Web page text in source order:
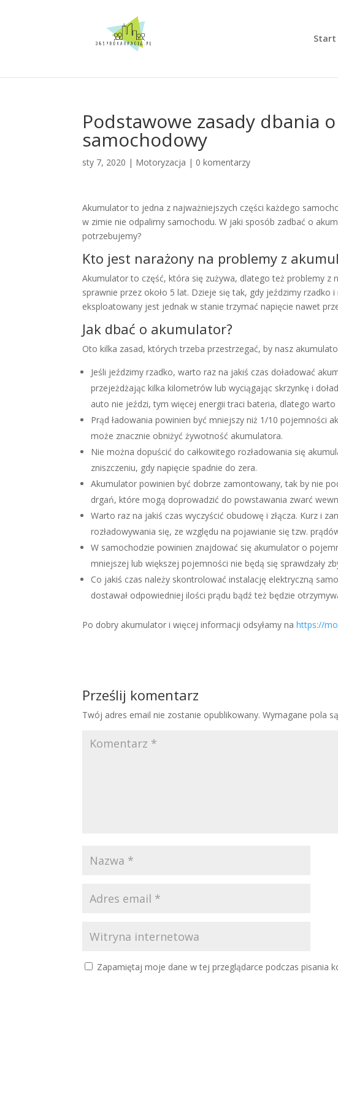
Start
Podstawowe zasady dbania
samochodowy
sty 7, 2020 | Motoryzacja | 0 komentarzy
Akumulator to jedna z najważniejszych części każdego
w zimie nie odpalimy samochodu. W jaki sposób zadbać o
potrzebujemy?
Kto jest narażony na problemy z
Akumulator to część, która się zużywa, dlatego też problemy z
sprawnie przez około 5 lat. Dzieje się tak, gdy jeździmy rzadko
eksploatowany jest jednak w stanie trzymać napięcie nawet
Jak dbać o akumulator?
Oto kilka zasad, których trzeba przestrzegać, by nasz
Jeśli jeździmy rzadko, warto raz na jakiś czas doładować
przejeżdżając kilka kilometrów lub wyciągając skrzynkę i
auto nie jeździ, tym więcej energii traci bateria, dlatego
Prąd ładowania powinien być mniejszy niż 1/10 pojemności
może znacznie obniżyć żywotność akumulatora.
Nie można dopuścić do całkowitego rozładowania się
zniszczeniu, gdy napięcie spadnie do zera.
Akumulator powinien być dobrze zamontowany, tak by nie
drgań, które mogą doprowadzić do powstawania zwarć
Warto raz na jakiś czas wyczyścić obudowę i złącza. Kurz i
rozładowywania się, ze względu na pojawianie się tzw.
W samochodzie powinien znajdować się akumulator o
mniejszej lub większej pojemności nie będą się sprawdzały
Co jakiś czas należy skontrolować instalację elektryczną
dostawał odpowiedniej ilości prądu bądź też będzie
Po dobry akumulator i więcej informacji odsyłamy nahttps://
Prześlij komentarz
Twój adres email nie zostanie opublikowany. Wymagane pola
Zapamiętaj moje dane w tej przeglądarce podczas pisania